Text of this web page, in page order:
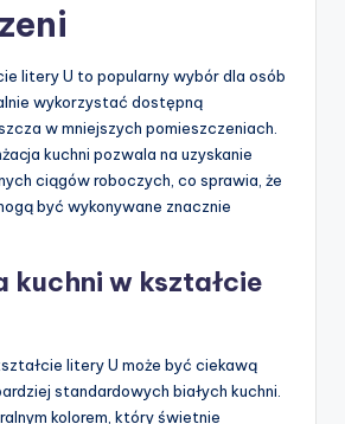
litery U to popularny wybór dla osób
wykorzystać dostępną
w mniejszych pomieszczeniach.
kuchni pozwala na uzyskanie
ciągów roboczych, co sprawia, że
być wykonywane znacznie
kuchni w kształcie
litery U może być ciekawą
standardowych białych kuchni.
kolorem, który świetnie